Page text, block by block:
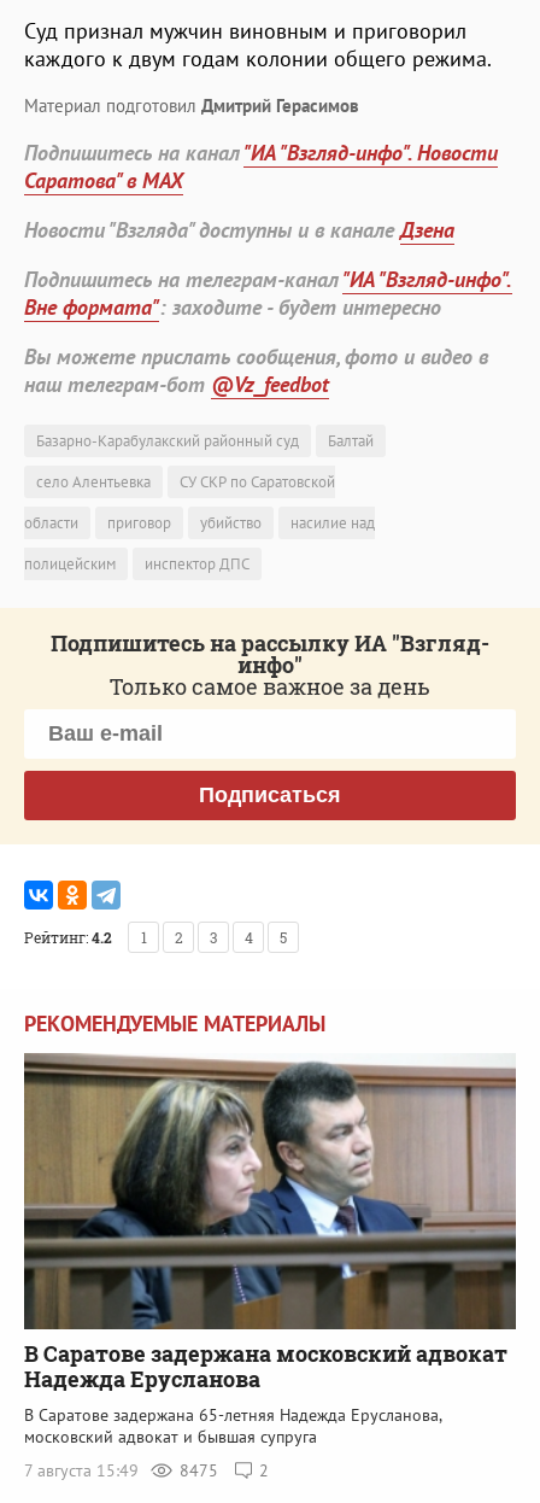
Суд признал мужчин виновным и приговорил
каждого к двум годам колонии общего режима.
Материал подготовил Дмитрий Герасимов
Подпишитесь на канал"ИА "Взгляд-инфо". Новости
Саратова" в MAX
Новости "Взгляда" доступны и в каналеДзена
Подпишитесь на телеграм-канал"ИА "Взгляд-инфо".
Вне формата": заходите - будет интересно
Вы можете прислать сообщения, фото и видео в
наш телеграм-бот @Vz_feedbot
Базарно-Карабулакский районный суд
Балтай
село Алентьевка
СУ СКР по Саратовской
области
приговор убийство
насилие над
полицейским
инспектор ДПС
Подпишитесь на рассылку ИА "Взгляд-
инфо"
Только самое важное за день
Подписаться
Рейтинг:4.2 1 2 3 4 5
РЕКОМЕНДУЕМЫЕ МАТЕРИАЛЫ
В Саратове задержана московский адвокат
Надежда Ерусланова
В Саратове задержана 65-летняя Надежда Ерусланова,
московский адвокат и бывшая супруга
7 августа 15:49
8475 2